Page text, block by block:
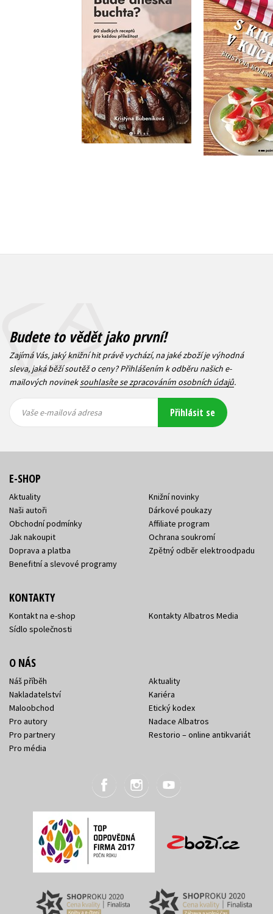
Bude dneska
buchta?
Kristýna Bubeníková
Do košíku
349 Kč
279 Kč
S Kikinou
Kristýna
Do
223 Kč
Budete to vědět jako první!
Zajímá Vás, jaký knižní hit právě vychází, na jaké zboží je výhodná
sleva, jaká běží soutěž o ceny? Přihlášením k odběru našich e-
mailových novineksouhlasíte se zpracováním osobních údajů.
mailová
mailová
Vaše e-mailová adresa Přihlásit se
E-SHOP
Aktuality
Naši autoři
Obchodní podmínky
Jak nakoupit
Doprava a platba
Benefitní a slevové programy
Knižní novinky
Dárkové poukazy
Affiliate program
Ochrana soukromí
Zpětný odběr elektroodpadu
KONTAKTY
Kontakt na e-shop
Sídlo společnosti
Kontakty Albatros Media
O NÁS
Náš příběh
Nakladatelství
Maloobchod
Pro autory
Pro partnery
Pro média
Aktuality
Kariéra
Etický kodex
Nadace Albatros
Restorio – online antikvariát